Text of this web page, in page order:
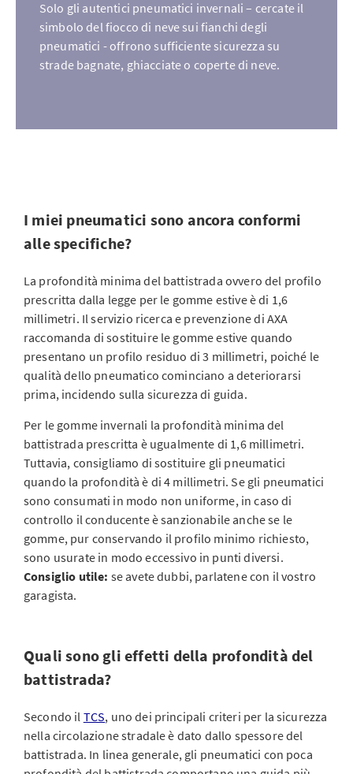
Solo gli autentici pneumatici invernali – cercate il
simbolo del fiocco di neve sui fianchi degli
pneumatici - offrono sufficiente sicurezza su
strade bagnate, ghiacciate o coperte di neve.
I miei pneumatici sono ancora conformi
alle specifiche?
La profondità minima del battistrada ovvero del profilo
prescritta dalla legge per le gomme estive è di 1,6
millimetri. Il servizio ricerca e prevenzione di AXA
raccomanda di sostituire le gomme estive quando
presentano un profilo residuo di 3 millimetri, poiché le
qualità dello pneumatico cominciano a deteriorarsi
prima, incidendo sulla sicurezza di guida.
Per le gomme invernali la profondità minima del
battistrada prescritta è ugualmente di 1,6 millimetri.
Tuttavia, consigliamo di sostituire gli pneumatici
quando la profondità è di 4 millimetri. Se gli pneumatici
sono consumati in modo non uniforme, in caso di
controllo il conducente è sanzionabile anche se le
gomme, pur conservando il profilo minimo richiesto,
sono usurate in modo eccessivo in punti diversi.
Consiglio utile: se avete dubbi, parlatene con il vostro
garagista.
Quali sono gli effetti della profondità del
battistrada?
Secondo il TCS, uno dei principali criteri per la sicurezza
nella circolazione stradale è dato dallo spessore del
battistrada. In linea generale, gli pneumatici con poca